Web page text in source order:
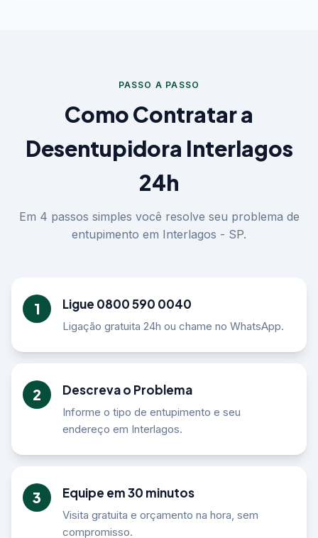
PASSO A PASSO
Como Contratar a
Desentupidora Interlagos
24h
Em 4 passos simples você resolve seu problema de
entupimento em Interlagos - SP.
1 Ligue 0800 590 0040
Ligação gratuita 24h ou chame no WhatsApp.
2 Descreva o Problema
Informe o tipo de entupimento e seu
endereço em Interlagos.
3 Equipe em 30 minutos
Visita gratuita e orçamento na hora, sem
compromisso.